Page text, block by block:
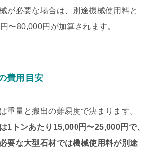
が必要な場合は、別途機械使用料と
〜80,000円が加算されます。
費用目安
重量と搬出の難易度で決まります。
1トンあたり15,000円〜25,000円で、
要な大型石材では機械使用料が別途